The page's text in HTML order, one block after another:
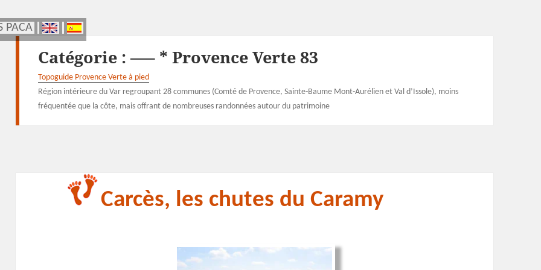
PACA
PACA
Catégorie :—– * Provence Verte 83
Topoguide Provence Verte à pied
Région intérieure du Var regroupant 28 communes (Comté de Provence, Sainte-Baume Mont-Aurélien et Val d’Issole), moins
fréquentée que la côte, mais offrant de nombreuses randonnées autour du patrimoine
Carcès, les chutes du Caramy